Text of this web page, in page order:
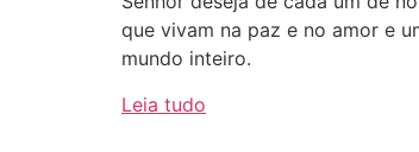
que vivam na paz e no amor e
mundo inteiro.
Leia tudo